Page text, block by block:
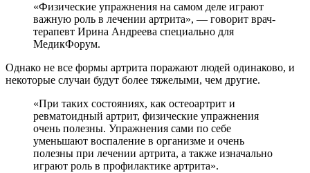
«Физические упражнения на самом деле играют
важную роль в лечении артрита», — говорит врач-
терапевт Ирина Андреева специально для
МедикФорум.
Однако не все формы артрита поражают людей одинаково, и
некоторые случаи будут более тяжелыми, чем другие.
«При таких состояниях, как остеоартрит и
ревматоидный артрит, физические упражнения
очень полезны. Упражнения сами по себе
уменьшают воспаление в организме и очень
полезны при лечении артрита, а также изначально
играют роль в профилактике артрита».